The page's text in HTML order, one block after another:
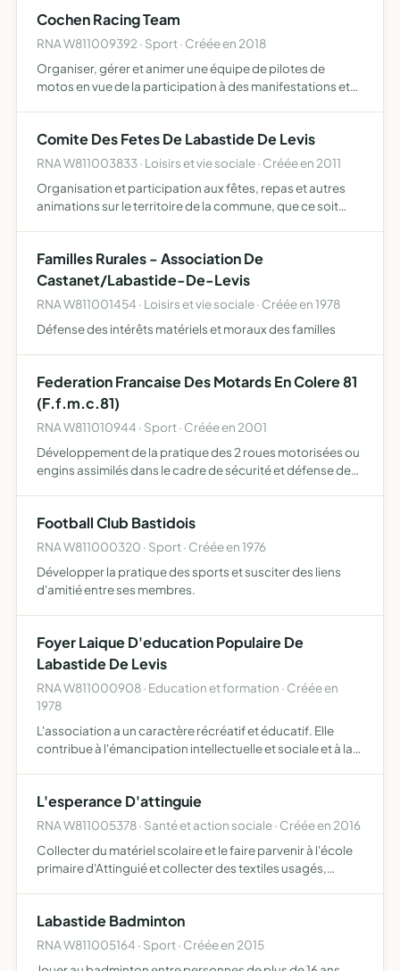
Cochen Racing Team
RNA W811009392 · Sport · Créée en 2018
Organiser, gérer et animer une équipe de pilotes de
motos en vue de la participation à des manifestations et
organisation ou…
Comite Des Fetes De Labastide De Levis
RNA W811003833 · Loisirs et vie sociale · Créée en 2011
Organisation et participation aux fêtes, repas et autres
animations sur le territoire de la commune, que ce soit
Familles Rurales - Association De
Castanet/Labastide-De-Levis
RNA W811001454 · Loisirs et vie sociale · Créée en 1978
Défense des intérêts matériels et moraux des familles
Federation Francaise Des Motards En Colere 81
(F.f.m.c.81)
RNA W811010944 · Sport · Créée en 2001
Développement de la pratique des 2 roues motorisées ou
engins assimilés dans le cadre de sécurité et défense de
Football Club Bastidois
RNA W811000320 · Sport · Créée en 1976
Développer la pratique des sports et susciter des liens
d'amitié entre ses membres.
Foyer Laique D'education Populaire De
Labastide De Levis
RNA W811000908 · Education et formation · Créée en
1978
L'association a un caractère récréatif et éducatif. Elle
contribue à l'émancipation intellectuelle et sociale et à la
L'esperance D'attinguie
RNA W811005378 · Santé et action sociale · Créée en 2016
Collecter du matériel scolaire et le faire parvenir à l'école
primaire d'Attinguié et collecter des textiles usagés,
Labastide Badminton
RNA W811005164 · Sport · Créée en 2015